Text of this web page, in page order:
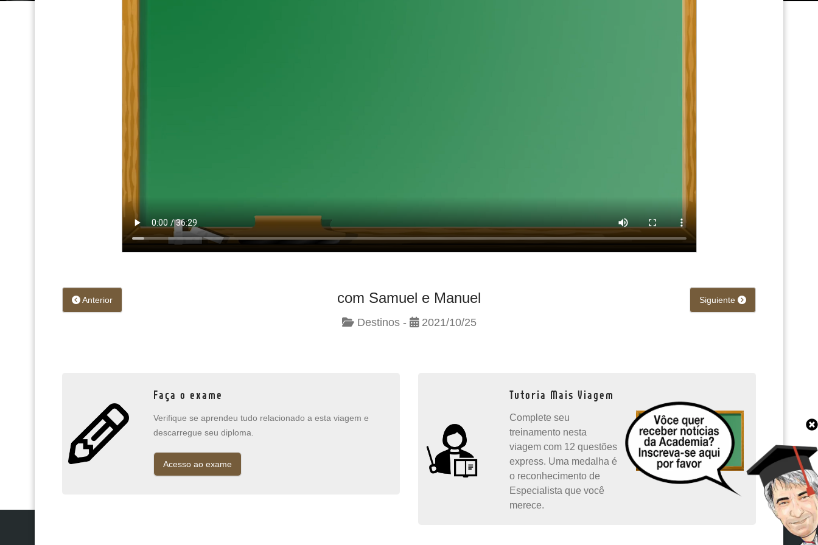
Anterior com Samuel e Manuel
Destinos - 2021/10/25
Siguiente
Faça o exame
Verifique se aprendeu tudo relacionado a esta viagem e
descarregue seu diploma.
Acesso ao exame
Tutoria Mais Viagem
Complete seu
treinamento nesta
viagem com 12 questões
express. Uma medalha é
o reconhecimento de
Especialista que você
merece.